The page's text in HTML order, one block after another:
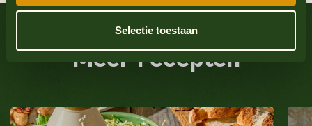
Selectie toestaan
Bekijk ook eens
Meer recepten